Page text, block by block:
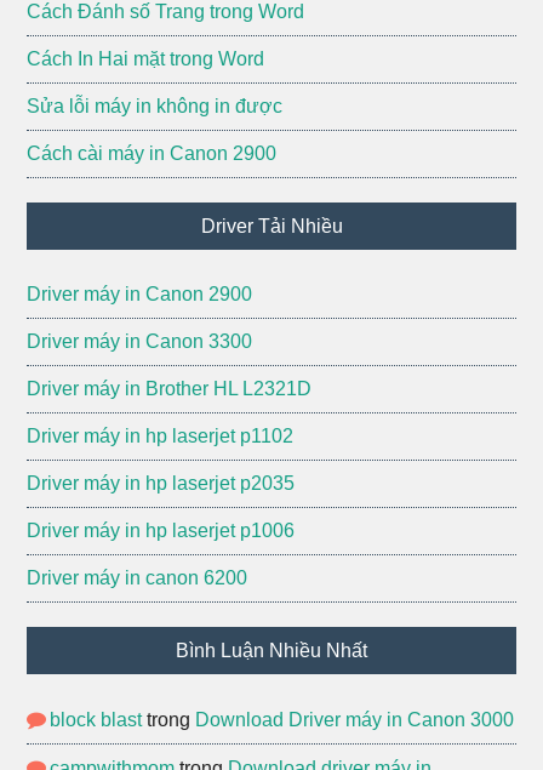
Cách Đánh số Trang trong Word
Cách In Hai mặt trong Word
Sửa lỗi máy in không in được
Cách cài máy in Canon 2900
Driver Tải Nhiều
Driver máy in Canon 2900
Driver máy in Canon 3300
Driver máy in Brother HL L2321D
Driver máy in hp laserjet p1102
Driver máy in hp laserjet p2035
Driver máy in hp laserjet p1006
Driver máy in canon 6200
Bình Luận Nhiều Nhất
block blasttrong Download Driver máy in Canon 3000